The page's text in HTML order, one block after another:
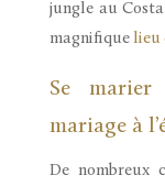
jungle au
magnifique lieu
Se
mariage à
De nombreux